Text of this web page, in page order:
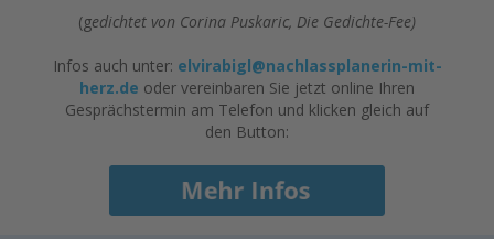
(gedichtet von Corina Puskaric, Die Gedichte-Fee)
Infos auch unter: elvirabigl@nachlassplanerin-mit-
herz.de oder vereinbaren Sie jetzt online Ihren
Gesprächstermin am Telefon und klicken gleich auf
den Button: